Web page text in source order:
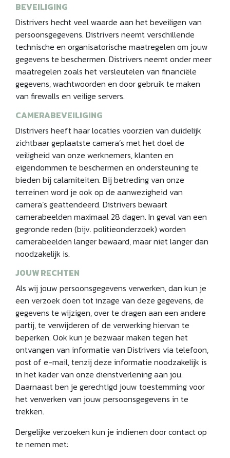
BEVEILIGING
Distrivers hecht veel waarde aan het beveiligen van
persoonsgegevens. Distrivers neemt verschillende
technische en organisatorische maatregelen om jouw
gegevens te beschermen. Distrivers neemt onder meer
maatregelen zoals het versleutelen van financiële
gegevens, wachtwoorden en door gebruik te maken
van firewalls en veilige servers.
CAMERABEVEILIGING
Distrivers heeft haar locaties voorzien van duidelijk
zichtbaar geplaatste camera’s met het doel de
veiligheid van onze werknemers, klanten en
eigendommen te beschermen en ondersteuning te
bieden bij calamiteiten. Bij betreding van onze
terreinen word je ook op de aanwezigheid van
camera’s geattendeerd. Distrivers bewaart
camerabeelden maximaal 28 dagen. In geval van een
gegronde reden (bijv. politieonderzoek) worden
camerabeelden langer bewaard, maar niet langer dan
noodzakelijk is.
JOUW RECHTEN
Als wij jouw persoonsgegevens verwerken, dan kun je
een verzoek doen tot inzage van deze gegevens, de
gegevens te wijzigen, over te dragen aan een andere
partij, te verwijderen of de verwerking hiervan te
beperken. Ook kun je bezwaar maken tegen het
ontvangen van informatie van Distrivers via telefoon,
post of e-mail, tenzij deze informatie noodzakelijk is
in het kader van onze dienstverlening aan jou.
Daarnaast ben je gerechtigd jouw toestemming voor
het verwerken van jouw persoonsgegevens in te
trekken.
Dergelijke verzoeken kun je indienen door contact op
te nemen met: